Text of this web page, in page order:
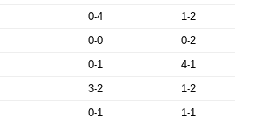
0-4
1-2
0-0
0-2
0-1
4-1
3-2
1-2
0-1 1-1